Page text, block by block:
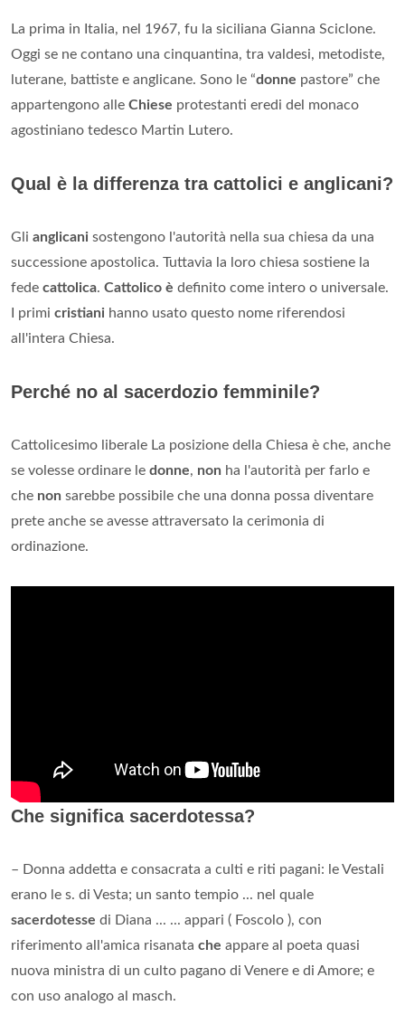
La prima in Italia, nel 1967, fu la siciliana Gianna Sciclone.
Oggi se ne contano una cinquantina, tra valdesi, metodiste,
luterane, battiste e anglicane. Sono le “donne pastore” che
appartengono alle Chiese protestanti eredi del monaco
agostiniano tedesco Martin Lutero.
Qual è la differenza tra cattolici e anglicani?
Gli anglicani sostengono l'autorità nella sua chiesa da una
successione apostolica. Tuttavia la loro chiesa sostiene la
fede cattolica. Cattolico è definito come intero o universale.
I primi cristiani hanno usato questo nome riferendosi
all'intera Chiesa.
Perché no al sacerdozio femminile?
Cattolicesimo liberale La posizione della Chiesa è che, anche
se volesse ordinare le donne, non ha l'autorità per farlo e
che non sarebbe possibile che una donna possa diventare
prete anche se avesse attraversato la cerimonia di
ordinazione.
Che significa sacerdotessa?
– Donna addetta e consacrata a culti e riti pagani: le Vestali
erano le s. di Vesta; un santo tempio ... nel quale
sacerdotesse di Diana ... ... appari ( Foscolo ), con
riferimento all'amica risanata che appare al poeta quasi
nuova ministra di un culto pagano di Venere e di Amore; e
con uso analogo al masch.